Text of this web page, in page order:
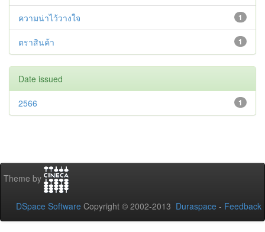
1
ความน่าไว้วางใจ
1
ตราสินค้า
Date issued
1
2566
Theme by
DSpace Software Copyright © 2002-2013 Duraspace - Feedback